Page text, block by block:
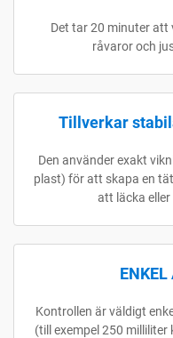
Det tar 20 minuter att
råvaror och
Tillverkar
Den använder exakt
plast) för att skapa en
att läcka
Kontrollen är väldigt
(till exempel 250